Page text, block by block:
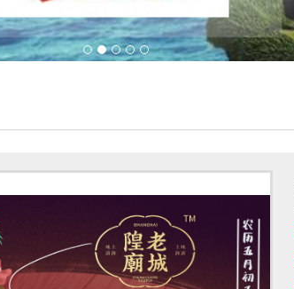
1 2 3 4 5